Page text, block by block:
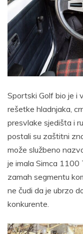
Sportski Golf bio je i
rešetke hladnjaka,
presvlake sjedišta i
postali su zaštitni
može službeno
je imala Simca 1100
zamah segmentu
ne čudi da je ubrzo
konkurente.